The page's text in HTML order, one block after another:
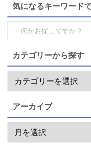
気になるキーワード
カテゴリーから探す
アーカイブ